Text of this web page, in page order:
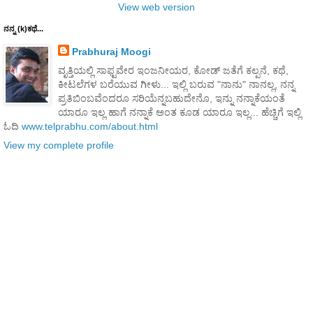
View web version
ನನ್ನ (k)ಕಥೆ...
Prabhuraj Moogi
ವೃತ್ತಿಯಲ್ಲಿ ಸಾಫ್ಟವೇರ ಇಂಜನೀಯರ, ಕೋಡ್ ಜತೆಗೆ ಕಲ್ಪನೆ, ಕಥೆ,
ಕೀಟಲೆಗಳ ಬರೆಯುವ ಗೀಳು... ಇಲ್ಲಿ ಬರುವ "ನಾನು" ನಾನಲ್ಲ, ನನ್ನ
ಪ್ರತಿಬಿಂಬವೆಂದರೂ ಸರಿಯೆನ್ನಬಹುದೇನೊ, ಇನ್ನು ನನ್ನಾಕೆಯಂತೆ
ಯಾರೂ ಇಲ್ಲ ಹಾಗೆ ನನ್ನಾಕೆ ಅಂತ ಕೂಡ ಯಾರೂ ಇಲ್ಲ... ಹೆಚ್ಚಿಗೆ ಇಲ್ಲಿ
ಓದಿ www.telprabhu.com/about.html
View my complete profile